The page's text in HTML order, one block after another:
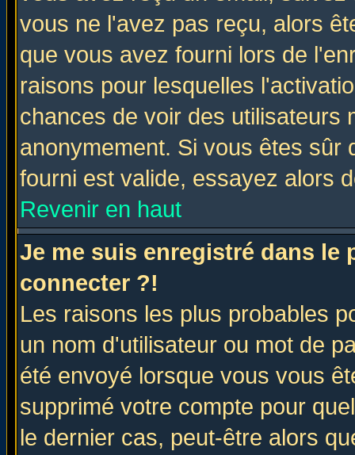
vous ne l'avez pas reçu, alors
que vous avez fourni lors de
raisons pour lesquelles
chances de voir des utilisateurs
anonymement. Si vous êtes sûr
fourni est valide, essayez alors
Revenir en haut
Je me suis enregistré dans le
connecter ?!
Les raisons les plus probables
un nom d'utilisateur ou mot de
été envoyé lorsque vous vous
supprimé votre compte pour
le dernier cas, peut-être alors